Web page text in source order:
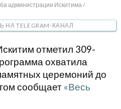
администрации Искитима /
TELEGRAM-КАНАЛ
отметил 309-
охватила
церемоний до
сообщает «Весь